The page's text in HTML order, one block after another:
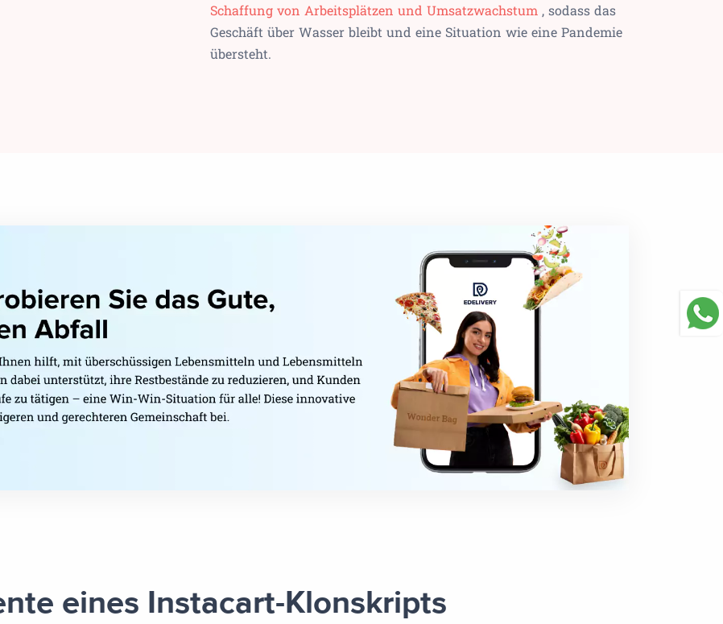
Schaffung von Arbeitsplätzen und Umsatzwachstum , sodass das
Geschäft über Wasser bleibt und eine Situation wie eine Pandemie
übersteht.
eines Instacart-Klonskripts